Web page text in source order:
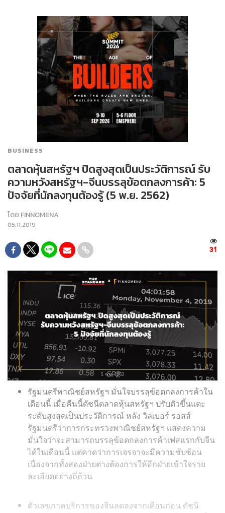
BUSINESS
ตลาดหุ้นสหรัฐฯ ปิดสูงสุดเป็นประวัติการณ์ รับ
ความหวังสหรัฐฯ-จีนบรรลุข้อตกลงการค้า: 5
ปัจจัยที่นักลงทุนต้องรู้ (5 พ.ย. 2562)
โดย FINNOMENA
05.11.2019
31
รัฐมนตรีพาณิชย์สหรัฐฯ มั่นใจบรรลุข้อตกลงการค้าใน
เดือนนี้ เมื่อคืนนี้ดัชนีตลาดหุ้นสหรัฐฯ ปรับตัวขึ้นแตะ
ระดับสูงสุดเป็นประวัติการณ์ หลัง วิลเบอร์ รอสส์
รัฐมนตรีว่าการกระทรวงพาณิชย์สหรัฐฯ แสดงความ
มั่นใจว่าจะสามารถบรรลุข้อตกลงการค้าเฟสแรกกับจีน
ได้ในเดือนนี้ แต่คาดว่าการเจรจาจะมีความซับซ้อน
เนื่องจากทั้งสองฝ่ายต่างต้องการให้อีกฝ่ายเข้าใจราย
ละเอียดอย่างถี่ถ้วน
ตัวเลขภาคบริการของจีนลดลงจากเดือนก่อน ดัชนี